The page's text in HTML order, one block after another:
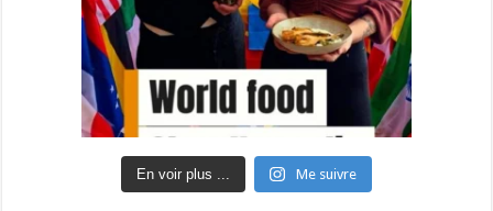
En voir plus ... Me suivre